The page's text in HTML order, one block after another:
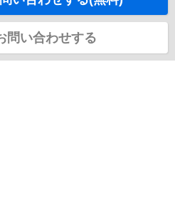
問い合わせする